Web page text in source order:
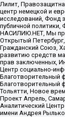
Лилит,
центр немецкой и
исследований, Фонд
публичной политики,
НАСИЛИЮ.НЕТ, Мы
Открытый
Гражданский Союз,
развитию средств
прав заключенных,
Центр социально-
Благотворительный
Благотворительный
Тольятти, Новое
Проект Апрель,
Аналитический
имени Андрея